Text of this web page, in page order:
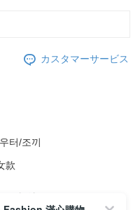
カスタマーサービス
터/조끼
款